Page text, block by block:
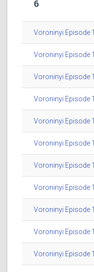
6
Voroninyi Episode
Voroninyi Episode
Voroninyi Episode
Voroninyi Episode
Voroninyi Episode
Voroninyi Episode
Voroninyi Episode
Voroninyi Episode
Voroninyi Episode
Voroninyi Episode
Voroninyi Episode